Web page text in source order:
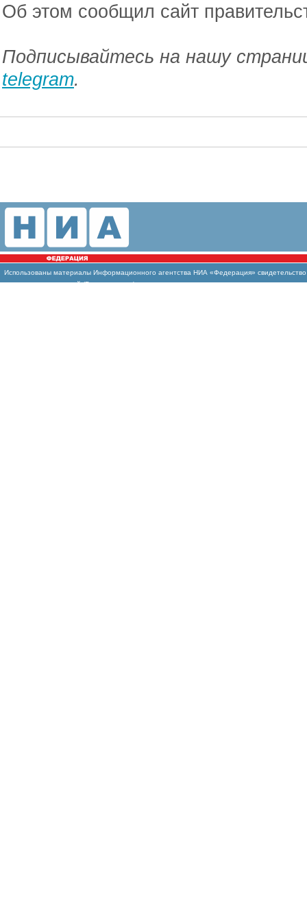
Об этом сообщил сайт
Подписывайтесь на нашу
telegram.
Использованы материалы Информационного агентства НИА «Федерация»
массовых коммуникаций (Роскомнадзор)